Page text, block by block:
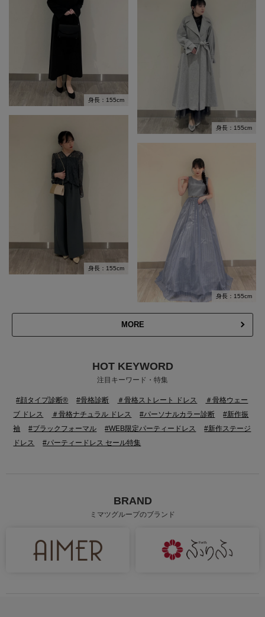
身長：155cm
身長：155cm
身長：155cm
身長：155cm
MORE
HOT KEYWORD
注目キーワード・特集
#顔タイプ診断® #骨格診断 ＃骨格ストレート ドレス
＃骨格ウェー
ブ ドレス
＃骨格ナチュラル ドレス #パーソナルカラー診断
#新作振
袖
#ブラックフォーマル #WEB限定パーティードレス
#新作ステージ
ドレス
#パーティードレス セール特集
BRAND
ミマツグループのブランド